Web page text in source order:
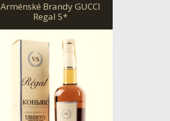
Arménské Brandy GUCCI
Regal 5*